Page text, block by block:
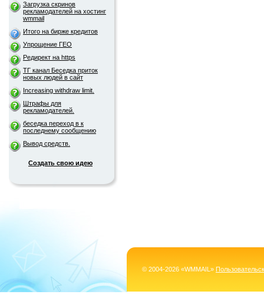
Загрузка скринов
рекламодателей на хостинг
wmmail
Итого на бирже кредитов
Упрощение ГЕО
Редирект на https
ТГ канал Беседка приток
новых людей в сайт
Increasing withdraw limit.
Штрафы для
рекламодателей.
беседка переход в к
последнему сообщению
Вывод средств.
Создать свою идею
© 2004-2026 «WMMAIL»